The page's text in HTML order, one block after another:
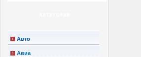
Авто
Авиа